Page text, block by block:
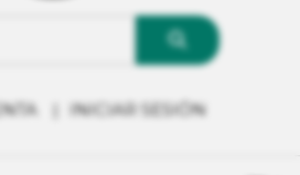
INICIAR SESIÓN